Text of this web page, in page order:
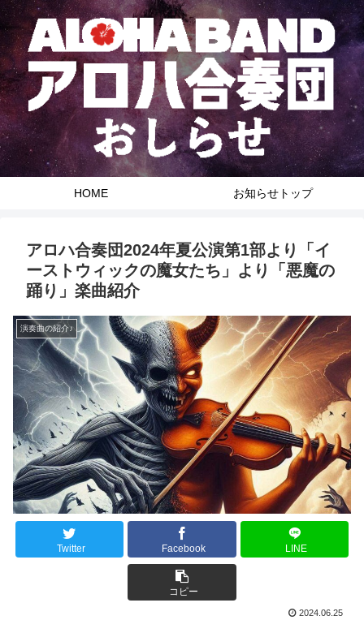
HOME お知らせトップ
アロハ合奏団2024年夏公演第1部より「イ
ーストウィックの魔女たち」より「悪魔の
踊り」楽曲紹介
演奏曲の紹介♪
Twitter Facebook LINE
コピー
2024.06.25